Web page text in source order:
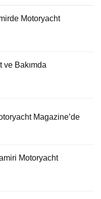
Motoryacht
ve Bakımda
Magazine’de
Motoryacht